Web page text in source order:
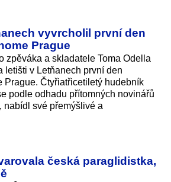
vyvrcholil první den
Prague
zpěváka a skladatele Toma Odella
letišti v Letňanech první den
Prague. Čtyřiatřicetiletý hudebník
podle odhadu přítomných novinářů
nabídl své přemýšlivé a
česká paraglidistka,